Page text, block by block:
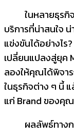
ในหลายธุรกิจอ
บริการที่น่าสนใจ
แข่งขันได้อย่างไร
เปลี่ยนแปลงสู่ยุค
ลองให้คุณได้พิจา
ในธุรกิจต่าง ๆ นี้
แก่ Brand ของคุ
ผลลัพธ์ทางการ